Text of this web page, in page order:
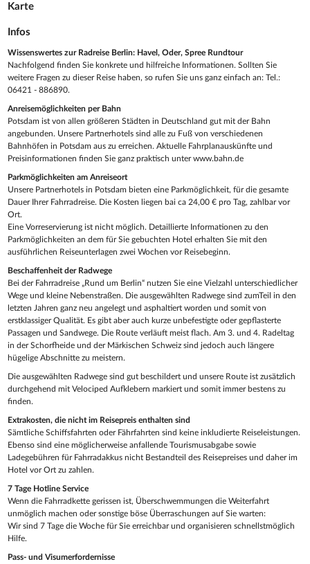
Karte
Infos
Wissenswertes zur Radreise Berlin: Havel, Oder, Spree Rundtour
Nachfolgend finden Sie konkrete und hilfreiche Informationen. Sollten Sie
weitere Fragen zu dieser Reise haben, so rufen Sie uns ganz einfach an: Tel.:
06421 - 886890.
Anreisemöglichkeiten per Bahn
Potsdam ist von allen größeren Städten in Deutschland gut mit der Bahn
angebunden. Unsere Partnerhotels sind alle zu Fuß von verschiedenen
Bahnhöfen in Potsdam aus zu erreichen. Aktuelle Fahrplanauskünfte und
Preisinformationen finden Sie ganz praktisch unter www.bahn.de
Parkmöglichkeiten am Anreiseort
Unsere Partnerhotels in Potsdam bieten eine Parkmöglichkeit, für die gesamte
Dauer Ihrer Fahrradreise. Die Kosten liegen bai ca 24,00 € pro Tag, zahlbar vor
Ort.
Eine Vorreservierung ist nicht möglich. Detaillierte Informationen zu den
Parkmöglichkeiten an dem für Sie gebuchten Hotel erhalten Sie mit den
ausführlichen Reiseunterlagen zwei Wochen vor Reisebeginn.
Beschaffenheit der Radwege
Bei der Fahrradreise „Rund um Berlin“ nutzen Sie eine Vielzahl unterschiedlicher
Wege und kleine Nebenstraßen. Die ausgewählten Radwege sind zumTeil in den
letzten Jahren ganz neu angelegt und asphaltiert worden und somit von
erstklassiger Qualität. Es gibt aber auch kurze unbefestigte oder gepflasterte
Passagen und Sandwege. Die Route verläuft meist flach. Am 3. und 4. Radeltag
in der Schorfheide und der Märkischen Schweiz sind jedoch auch längere
hügelige Abschnitte zu meistern.
Die ausgewählten Radwege sind gut beschildert und unsere Route ist zusätzlich
durchgehend mit Velociped Aufklebern markiert und somit immer bestens zu
finden.
Extrakosten, die nicht im Reisepreis enthalten sind
Sämtliche Schiffsfahrten oder Fährfahrten sind keine inkludierte Reiseleistungen.
Ebenso sind eine möglicherweise anfallende Tourismusabgabe sowie
Ladegebühren für Fahrradakkus nicht Bestandteil des Reisepreises und daher im
Hotel vor Ort zu zahlen.
7 Tage Hotline Service
Wenn die Fahrradkette gerissen ist, Überschwemmungen die Weiterfahrt
unmöglich machen oder sonstige böse Überraschungen auf Sie warten:
Wir sind 7 Tage die Woche für Sie erreichbar und organisieren schnellstmöglich
Hilfe.
Pass- und Visumerfordernisse